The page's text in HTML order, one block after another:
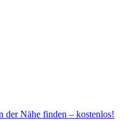
der Nähe finden – kostenlos!